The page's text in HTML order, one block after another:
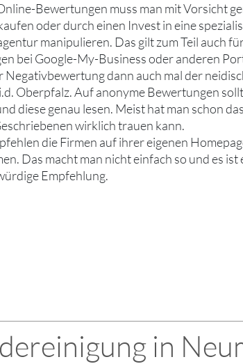
Bewertungen muss man mit Vorsicht
oder durch einen Invest in eine
manipulieren. Das gilt zum Teil auch
bei Google-My-Business oder anderen
Negativbewertung dann auch mal der
Oberpfalz. Auf anonyme Bewertungen
diese genau lesen. Meist hat man schon
wirklich trauen kann.
die Firmen auf ihrer eigenen
Das macht man nicht einfach so und es
Empfehlung.
in